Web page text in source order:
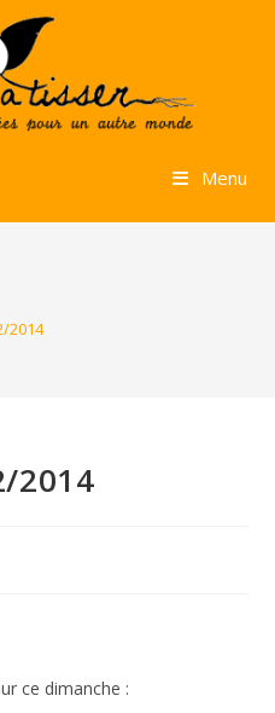
Menu
2014
2014
ce dimanche :